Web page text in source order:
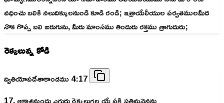
వధించు బలికి నలుదిక్కులనుండి కూడి రండి; ఇశ్రాయేలీయుల పర్వతములమీద
నొక గొప్ప బలి జరుగును, మీరు మాంసము తిందురు రక్తము త్రాగుదురు;
రెక్కలున్న కోడి
ద్వితియోపదేశాకాండము 4:17